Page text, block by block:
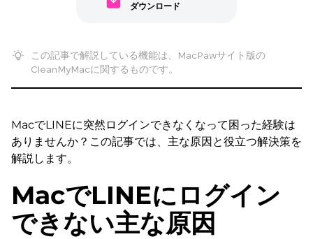
ダウンロード
この記事で解説している機能は、MacPawサイト版の
CleanMyMacに関するものです。
MacでLINEに突然ログインできなくなって困った経験は
ありませんか？この記事では、主な原因と役立つ解決策を
解説します。
MacでLINEにログイン
できない主な原因